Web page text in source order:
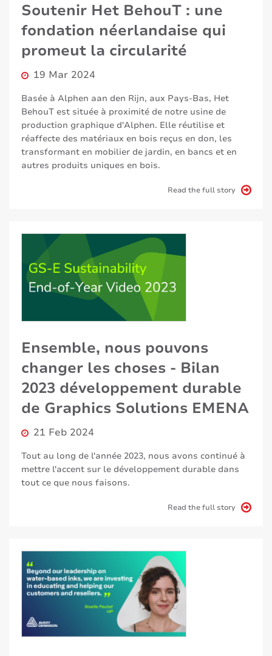
Soutenir Het BehouT : une
fondation néerlandaise qui
promeut la circularité
19 Mar 2024
Basée à Alphen aan den Rijn, aux Pays-Bas, Het
BehouT est située à proximité de notre usine de
production graphique d'Alphen. Elle réutilise et
réaffecte des matériaux en bois reçus en don, les
transformant en mobilier de jardin, en bancs et en
autres produits uniques en bois.
Read the full story
Ensemble, nous pouvons
changer les choses - Bilan
2023 développement durable
de Graphics Solutions EMENA
21 Feb 2024
Tout au long de l'année 2023, nous avons continué à
mettre l'accent sur le développement durable dans
tout ce que nous faisons.
Read the full story